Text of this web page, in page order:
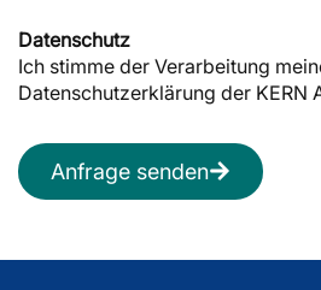
Datenschutz
Ich stimme der Verarbeitung
Datenschutzerklärung der KERN
Anfrage senden